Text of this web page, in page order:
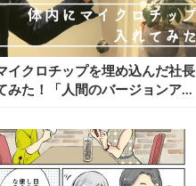
イクロチップを埋め込んだ社長
みた！「人間のバージョンア...